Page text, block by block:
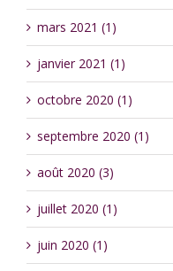
mars 2021 (1)
janvier 2021 (1)
octobre 2020 (1)
septembre 2020 (1)
août 2020 (3)
juillet 2020 (1)
juin 2020 (1)